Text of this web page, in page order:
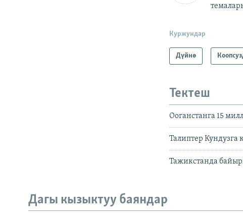
Куржундар
Дүйнө
Тектеш
Ооганстанга 15
Талиптер Кундузга
Тажикстанда
Дагы кызыктуу баяндар